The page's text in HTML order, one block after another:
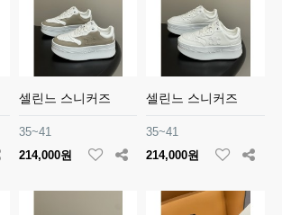
셀린느 스니커즈
35~41
214,000원
셀린느 스니커즈
35~41
214,000원